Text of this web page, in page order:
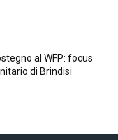
al WFP: focus
di Brindisi